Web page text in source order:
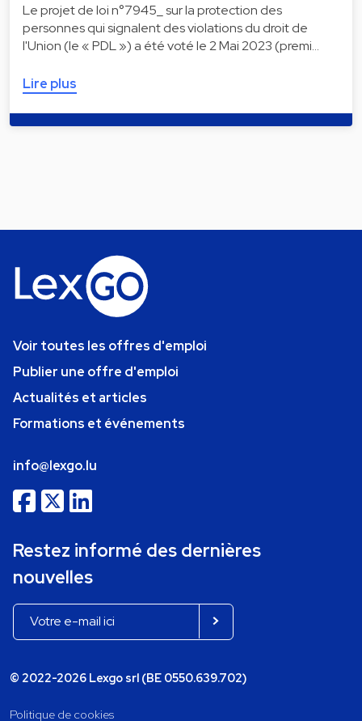
Le projet de loi n°7945_ sur la protection des
personnes qui signalent des violations du droit de
l'Union (le « PDL ») a été voté le 2 Mai 2023 (premi…
Lire plus
Voir toutes les offres d'emploi
Publier une offre d'emploi
Actualités et articles
Formations et événements
info@lexgo.lu
Restez informé des dernières
nouvelles
© 2022-2026 Lexgo srl (BE 0550.639.702)
Politique de cookies